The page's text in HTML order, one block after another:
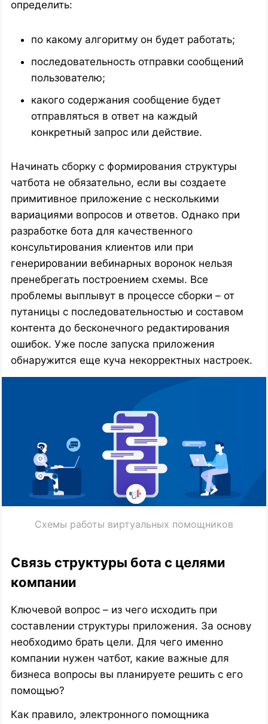
определить:
по какому алгоритму он будет работать;
последовательность отправки сообщений
пользователю;
какого содержания сообщение будет
отправляться в ответ на каждый
конкретный запрос или действие.
Начинать сборку с формирования структуры
чатбота не обязательно, если вы создаете
примитивное приложение с несколькими
вариациями вопросов и ответов. Однако при
разработке бота для качественного
консультирования клиентов или при
генерировании вебинарных воронок нельзя
пренебрегать построением схемы. Все
проблемы выплывут в процессе сборки – от
путаницы с последовательностью и составом
контента до бесконечного редактирования
ошибок. Уже после запуска приложения
обнаружится еще куча некорректных настроек.
Схемы работы виртуальных помощников
Связь структуры бота с целями
компании
Ключевой вопрос – из чего исходить при
составлении структуры приложения. За основу
необходимо брать цели. Для чего именно
компании нужен чатбот, какие важные для
бизнеса вопросы вы планируете решить с его
помощью?
Как правило, электронного помощника